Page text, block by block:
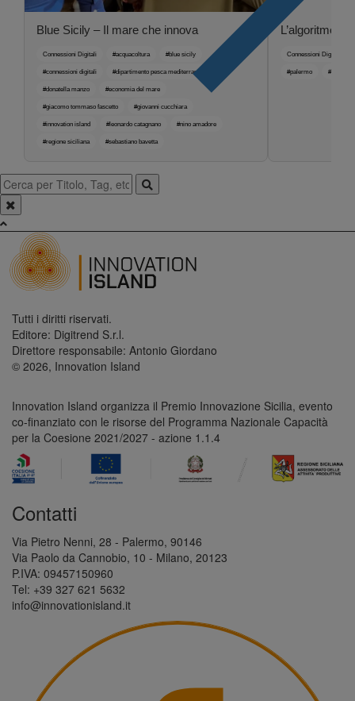
Blue Sicily – Il mare che innova
Connessioni Digitali #acquacoltura #blue sicily
#connessioni digitali #dipartimento pesca mediterranea
#donatella manzo #economia del mare
#giacomo tommaso fascetto #giovanni cucchiara
#innovation island #leonardo catagnano #nino amadore
#regione siciliana #sebastiano bavetta
L’algoritmo
Connessioni Digitali
#palermo #riccardo
Tutti i diritti riservati.
Editore: Digitrend S.r.l.
Direttore responsabile: Antonio Giordano
© 2026, Innovation Island
Innovation Island organizza il Premio Innovazione Sicilia, evento
co-finanziato con le risorse del Programma Nazionale Capacità
per la Coesione 2021/2027 - azione 1.1.4
Contatti
Via Pietro Nenni, 28 - Palermo, 90146
Via Paolo da Cannobio, 10 - Milano, 20123
P.IVA: 09457150960
Tel: +39 327 621 5632
info@innovationisland.it